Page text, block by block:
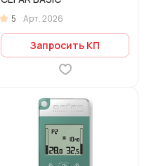
5 Арт.2026
Запросить КП